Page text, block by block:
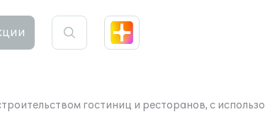
гостиниц и ресторанов, с